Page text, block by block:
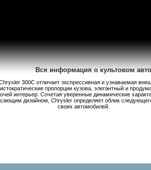
Вся информация о культовом
300С отличает экспрессивная и узнаваемая
пропорции кузова, элегантный и
интерьер. Сочетая уверенные динамические
дизайном, Chrysler определяет облик
своих автомобилей.